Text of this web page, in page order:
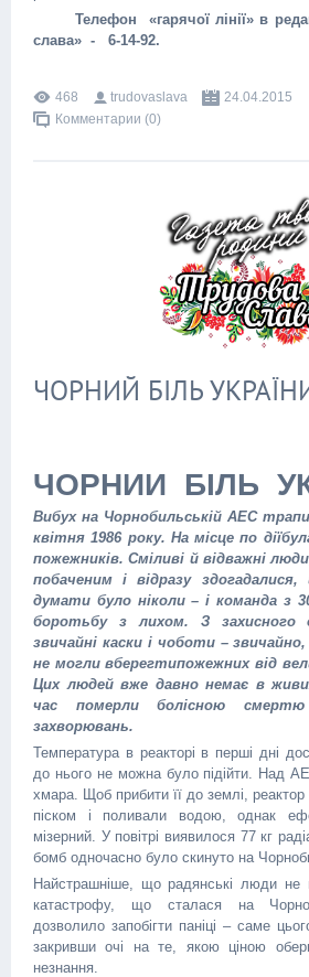
Телефон «гарячої лінії» в
слава» - 6-14-92.
468 trudovaslava
24.04.2015
Комментарии (0)
ЧОРНИЙ БІЛЬ
ЧОРНИЙ БІЛЬ
Вибух на Чорнобильській АЕС
квітня 1986 року. На місце по
пожежників. Сміливі й відважні
побаченим і відразу
думати було ніколи – і команда з
боротьбу з лихом. З захисного
звичайні каски і чоботи –
не могли вберегтипожежних від
Цих людей вже давно немає в
час померли болісною смертю
захворювань.
Температура в реакторі в перші дні
до нього не можна було підійти. Над
хмара. Щоб прибити її до землі,
піском і поливали водою, однак
мізерний. У повітрі виявилося 77 кг
бомб одночасно було скинуто на
Найстрашніше, що радянські люди не
катастрофу, що сталася на
дозволило запобігти паніці – саме
закривши очі на те, якою ціною
незнання.